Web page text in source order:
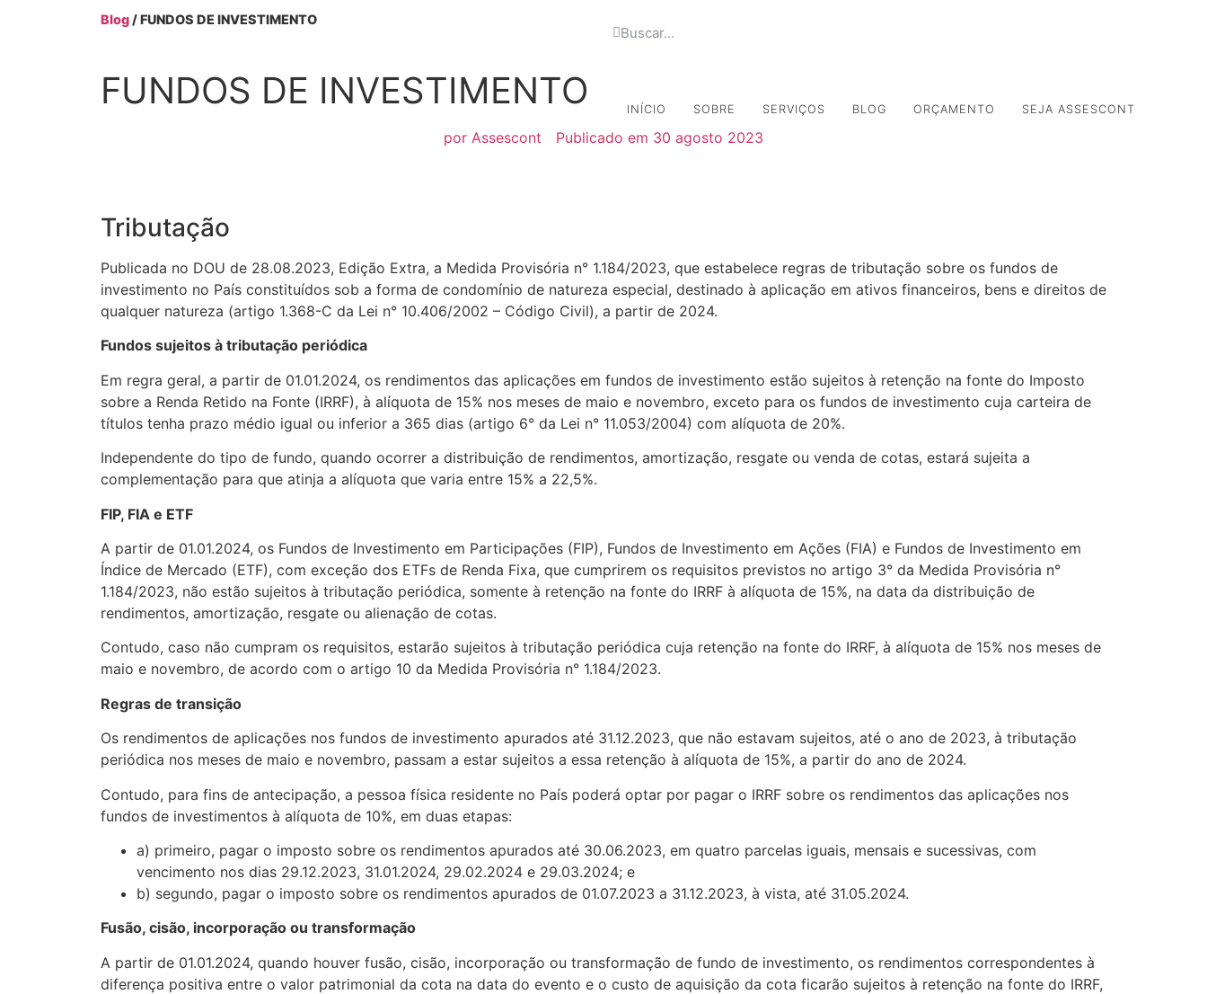
INÍCIO SOBRE SERVIÇOS BLOG ORÇAMENTO SEJA ASSESCONT
Blog / FUNDOS DE INVESTIMENTO
FUNDOS DE INVESTIMENTO
por Assescont Publicado em 30 agosto 2023
Tributação
Publicada no DOU de 28.08.2023, Edição Extra, a Medida Provisória n° 1.184/2023, que estabelece regras de tributação sobre os fundos de
investimento no País constituídos sob a forma de condomínio de natureza especial, destinado à aplicação em ativos financeiros, bens e direitos de
qualquer natureza (artigo 1.368-C da Lei n° 10.406/2002 – Código Civil), a partir de 2024.
Fundos sujeitos à tributação periódica
Em regra geral, a partir de 01.01.2024, os rendimentos das aplicações em fundos de investimento estão sujeitos à retenção na fonte do Imposto
sobre a Renda Retido na Fonte (IRRF), à alíquota de 15% nos meses de maio e novembro, exceto para os fundos de investimento cuja carteira de
títulos tenha prazo médio igual ou inferior a 365 dias (artigo 6° da Lei n° 11.053/2004) com alíquota de 20%.
Independente do tipo de fundo, quando ocorrer a distribuição de rendimentos, amortização, resgate ou venda de cotas, estará sujeita a
complementação para que atinja a alíquota que varia entre 15% a 22,5%.
FIP, FIA e ETF
A partir de 01.01.2024, os Fundos de Investimento em Participações (FIP), Fundos de Investimento em Ações (FIA) e Fundos de Investimento em
Índice de Mercado (ETF), com exceção dos ETFs de Renda Fixa, que cumprirem os requisitos previstos no artigo 3° da Medida Provisória n°
1.184/2023, não estão sujeitos à tributação periódica, somente à retenção na fonte do IRRF à alíquota de 15%, na data da distribuição de
rendimentos, amortização, resgate ou alienação de cotas.
Contudo, caso não cumpram os requisitos, estarão sujeitos à tributação periódica cuja retenção na fonte do IRRF, à alíquota de 15% nos meses de
maio e novembro, de acordo com o artigo 10 da Medida Provisória n° 1.184/2023.
Regras de transição
Os rendimentos de aplicações nos fundos de investimento apurados até 31.12.2023, que não estavam sujeitos, até o ano de 2023, à tributação
periódica nos meses de maio e novembro, passam a estar sujeitos a essa retenção à alíquota de 15%, a partir do ano de 2024.
Contudo, para fins de antecipação, a pessoa física residente no País poderá optar por pagar o IRRF sobre os rendimentos das aplicações nos
fundos de investimentos à alíquota de 10%, em duas etapas:
a) primeiro, pagar o imposto sobre os rendimentos apurados até 30.06.2023, em quatro parcelas iguais, mensais e sucessivas, com
vencimento nos dias 29.12.2023, 31.01.2024, 29.02.2024 e 29.03.2024; e
b) segundo, pagar o imposto sobre os rendimentos apurados de 01.07.2023 a 31.12.2023, à vista, até 31.05.2024.
Fusão, cisão, incorporação ou transformação
A partir de 01.01.2024, quando houver fusão, cisão, incorporação ou transformação de fundo de investimento, os rendimentos correspondentes à
diferença positiva entre o valor patrimonial da cota na data do evento e o custo de aquisição da cota ficarão sujeitos à retenção na fonte do IRRF,